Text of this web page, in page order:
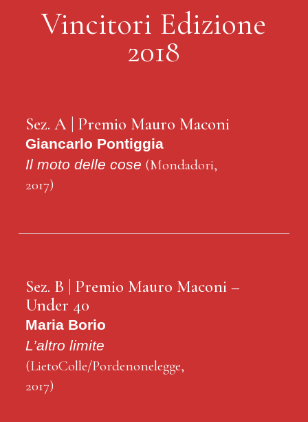
Vincitori Edizione
2018
Sez. A | Premio Mauro Maconi
Giancarlo Pontiggia
Il moto delle cose (Mondadori,
2017)
Sez. B | Premio Mauro Maconi –
Under 40
Maria Borio
L’altro limite
(LietoColle/Pordenonelegge,
2017)